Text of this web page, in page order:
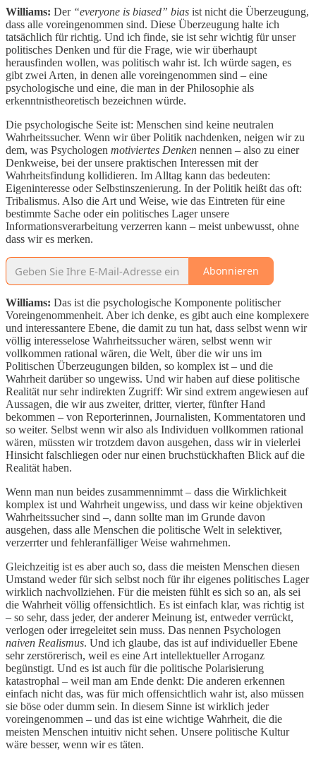
Williams: Der “everyone is biased” bias ist nicht die Überzeugung,
dass alle voreingenommen sind. Diese Überzeugung halte ich
tatsächlich für richtig. Und ich finde, sie ist sehr wichtig für unser
politisches Denken und für die Frage, wie wir überhaupt
herausfinden wollen, was politisch wahr ist. Ich würde sagen, es
gibt zwei Arten, in denen alle voreingenommen sind – eine
psychologische und eine, die man in der Philosophie als
erkenntnistheoretisch bezeichnen würde.
Die psychologische Seite ist: Menschen sind keine neutralen
Wahrheitssucher. Wenn wir über Politik nachdenken, neigen wir zu
dem, was Psychologen motiviertes Denken nennen – also zu einer
Denkweise, bei der unsere praktischen Interessen mit der
Wahrheitsfindung kollidieren. Im Alltag kann das bedeuten:
Eigeninteresse oder Selbstinszenierung. In der Politik heißt das oft:
Tribalismus. Also die Art und Weise, wie das Eintreten für eine
bestimmte Sache oder ein politisches Lager unsere
Informationsverarbeitung verzerren kann – meist unbewusst, ohne
dass wir es merken.
Abonnieren
Williams: Das ist die psychologische Komponente politischer
Voreingenommenheit. Aber ich denke, es gibt auch eine komplexere
und interessantere Ebene, die damit zu tun hat, dass selbst wenn wir
völlig interesselose Wahrheitssucher wären, selbst wenn wir
vollkommen rational wären, die Welt, über die wir uns im
Politischen Überzeugungen bilden, so komplex ist – und die
Wahrheit darüber so ungewiss. Und wir haben auf diese politische
Realität nur sehr indirekten Zugriff: Wir sind extrem angewiesen auf
Aussagen, die wir aus zweiter, dritter, vierter, fünfter Hand
bekommen – von Reporterinnen, Journalisten, Kommentatoren und
so weiter. Selbst wenn wir also als Individuen vollkommen rational
wären, müssten wir trotzdem davon ausgehen, dass wir in vielerlei
Hinsicht falschliegen oder nur einen bruchstückhaften Blick auf die
Realität haben.
Wenn man nun beides zusammennimmt – dass die Wirklichkeit
komplex ist und Wahrheit ungewiss, und dass wir keine objektiven
Wahrheitssucher sind –, dann sollte man im Grunde davon
ausgehen, dass alle Menschen die politische Welt in selektiver,
verzerrter und fehleranfälliger Weise wahrnehmen.
Gleichzeitig ist es aber auch so, dass die meisten Menschen diesen
Umstand weder für sich selbst noch für ihr eigenes politisches Lager
wirklich nachvollziehen. Für die meisten fühlt es sich so an, als sei
die Wahrheit völlig offensichtlich. Es ist einfach klar, was richtig ist
– so sehr, dass jeder, der anderer Meinung ist, entweder verrückt,
verlogen oder irregeleitet sein muss. Das nennen Psychologen
naiven Realismus. Und ich glaube, das ist auf individueller Ebene
sehr zerstörerisch, weil es eine Art intellektueller Arroganz
begünstigt. Und es ist auch für die politische Polarisierung
katastrophal – weil man am Ende denkt: Die anderen erkennen
einfach nicht das, was für mich offensichtlich wahr ist, also müssen
sie böse oder dumm sein. In diesem Sinne ist wirklich jeder
voreingenommen – und das ist eine wichtige Wahrheit, die die
meisten Menschen intuitiv nicht sehen. Unsere politische Kultur
wäre besser, wenn wir es täten.